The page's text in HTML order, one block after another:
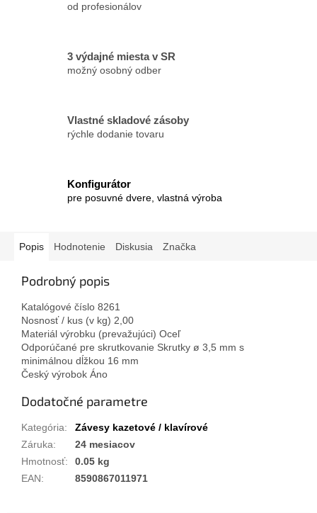
od profesionálov
3 výdajné miesta v SR
možný osobný odber
Vlastné skladové zásoby
rýchle dodanie tovaru
Konfigurátor
pre posuvné dvere, vlastná výroba
Popis Hodnotenie Diskusia Značka
Podrobný popis
Katalógové číslo 8261
Nosnosť / kus (v kg) 2,00
Materiál výrobku (prevažujúci) Oceľ
Odporúčané pre skrutkovanie Skrutky ø 3,5 mm s
minimálnou dĺžkou 16 mm
Český výrobok Áno
Dodatočné parametre
Kategória:
Závesy kazetové / klavírové
Záruka:
24 mesiacov
Hmotnosť:
0.05 kg
EAN: 8590867011971